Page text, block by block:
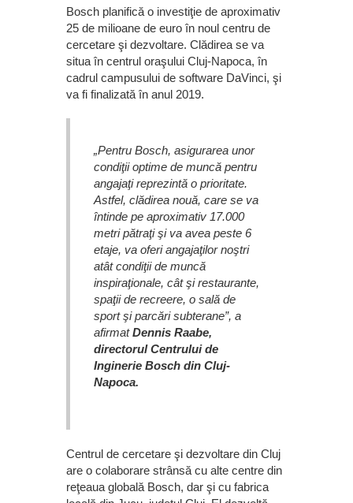
Bosch planifică o investiţie de aproximativ
25 de milioane de euro în noul centru de
cercetare şi dezvoltare. Clădirea se va
situa în centrul oraşului Cluj-Napoca, în
cadrul campusului de software DaVinci, şi
va fi finalizată în anul 2019.
„Pentru Bosch, asigurarea unor
condiţii optime de muncă pentru
angajaţi reprezintă o prioritate.
Astfel, clădirea nouă, care se va
întinde pe aproximativ 17.000
metri pătraţi şi va avea peste 6
etaje, va oferi angajaţilor noştri
atât condiţii de muncă
inspiraţionale, cât şi restaurante,
spaţii de recreere, o sală de
sport şi parcări subterane”, a
afirmatDennis Raabe,
directorul Centrului de
Inginerie Bosch din Cluj-
Napoca.
Centrul de cercetare şi dezvoltare din Cluj
are o colaborare strânsă cu alte centre din
reţeaua globală Bosch, dar şi cu fabrica